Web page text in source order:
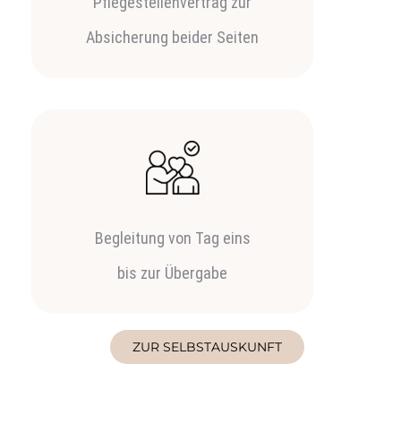
Absicherung beider Seiten
Begleitung von Tag eins
bis zur Übergabe
ZUR SELBSTAUSKUNFT